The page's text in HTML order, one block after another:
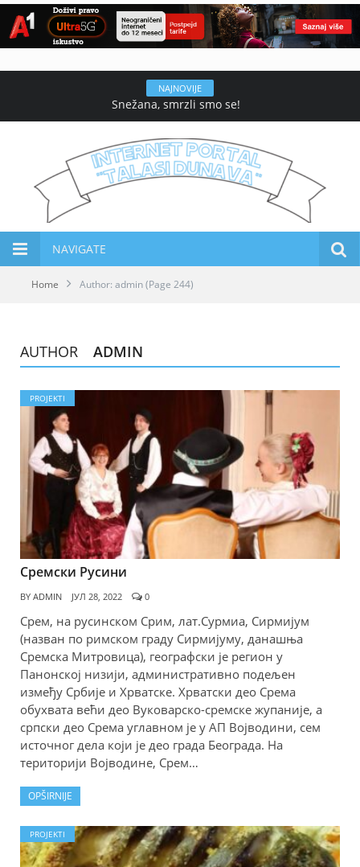
NAJNOVIJE
Snežana, smrzli smo se!
NAVIGATE
Home Author: admin(Page 244)
AUTHOR ADMIN
PROJEKTI
Сремски Русини
BY ADMIN ЈУЛ 28, 2022 0
Срем, на русинском Срим, лат.Сyрмиа, Сирмијум
(назван по римском граду Сирмијуму, данашња
Сремска Митровица), географски је регион у
Панонској низији, административно подељен
између Србије и Хрватске. Хрватски део Срема
обухвата већи део Вуковарско-сремске жупаније, а
српски део Срема углавном је у АП Војводини, сем
источног дела који је део града Београда. На
територији Војводине, Срем…
OPŠIRNIJE
PROJEKTI